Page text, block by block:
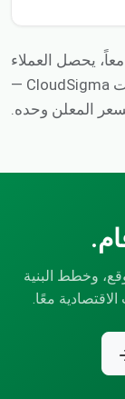
يحصل العملاء
النهائيون على قيمة أكبر بكثير من سحابات CloudSigma —
المعلن وحده.
وخطط البنية
معًا.